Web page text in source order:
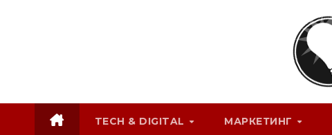
TECH & DIGITAL МАРКЕТИНГ